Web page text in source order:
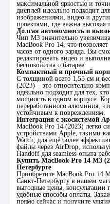
максимальной яркостью и
дисплей идеально подходит
изображениями, видео и
проектами, где важна высокая
Долгая автономность и
Чип M3 значительно
MacBook Pro 14, что позволяет
часов от одного заряда. Вы
редактировать видео и
беспокойства о батарее.
Компактный и прочный
С толщиной всего 1,55 см и
(2023) – это относительно
идеально подходит для тех,
мощность в одном корпусе.
переработанного алюминия,
устойчивым к повреждениям.
Интеграция с экосистемой
MacBook Pro 14 (2023) легко
устройствами Apple, такими
Watch, для ещё более
файлы через AirDrop,
Handoff для seamless-опыта
Купить MacBook Pro 14 M3
Петербурге
Приобретите MacBook Pro 14
Санкт-Петербургу в нашем
выгодные цены, консультации
удобные способы оплаты.
прямо сейчас и получите